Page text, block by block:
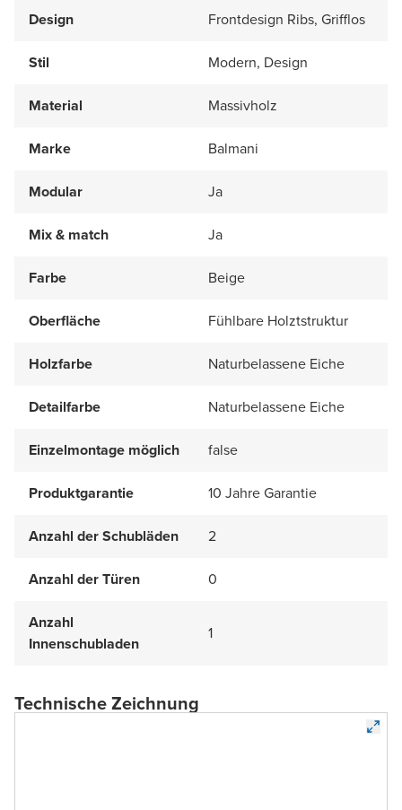
Design Frontdesign Ribs, Grifflos
Stil Modern, Design
Material Massivholz
Marke Balmani
Modular Ja
Mix & match Ja
Farbe Beige
Oberfläche Fühlbare Holztstruktur
Holzfarbe Naturbelassene Eiche
Detailfarbe Naturbelassene Eiche
Einzelmontage möglich false
Produktgarantie 10 Jahre Garantie
Anzahl der Schubläden 2
Anzahl der Türen 0
Anzahl
Innenschubladen
1
Technische Zeichnung